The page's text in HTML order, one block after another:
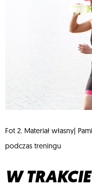
Fot 2. Materiał własny|
podczas treningu
W